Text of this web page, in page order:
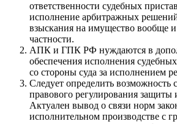
ответственности судебных
исполнение арбитражных
взыскания на имущество вообще
частности.
АПК и ГПК РФ нуждаются в
обеспечения исполнения
со стороны суда за исполнением
Следует определить возможность
правового регулирования
Актуален вывод о связи норм
исполнительном производстве с